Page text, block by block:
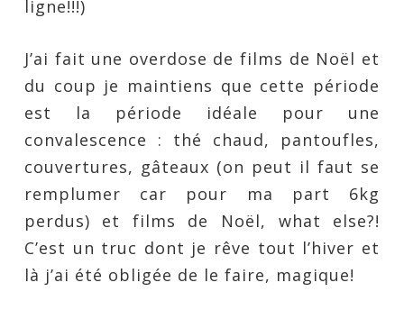
ligne!!!)
J’ai fait une overdose de films de Noël et
du coup je maintiens que cette période
est la période idéale pour une
convalescence : thé chaud, pantoufles,
couvertures, gâteaux (on peut il faut se
remplumer car pour ma part 6kg
perdus) et films de Noël, what else?!
C’est un truc dont je rêve tout l’hiver et
là j’ai été obligée de le faire, magique!